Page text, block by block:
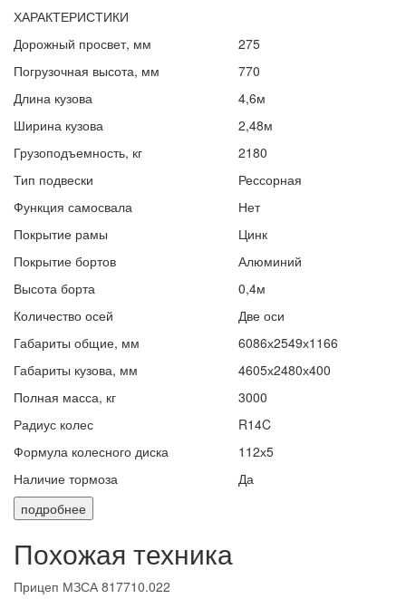
ХАРАКТЕРИСТИКИ
Дорожный просвет, мм
275
Погрузочная высота, мм
770
Длина кузова
4,6м
Ширина кузова
2,48м
Грузоподъемность, кг
2180
Тип подвески
Рессорная
Функция самосвала
Нет
Покрытие рамы
Цинк
Покрытие бортов
Алюминий
Высота борта
0,4м
Количество осей
Две оси
Габариты общие, мм
6086х2549х1166
Габариты кузова, мм
4605х2480х400
Полная масса, кг
3000
Радиус колес
R14C
Формула колесного диска
112х5
Наличие тормоза
Да
подробнее
Похожая техника
Прицеп МЗСА 817710.022